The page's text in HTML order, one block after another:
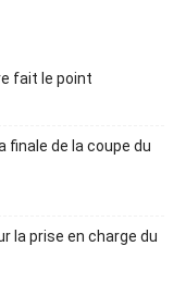
fait le point
finale de la coupe du
la prise en charge du